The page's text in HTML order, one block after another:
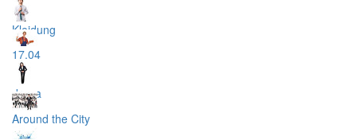
Kleidung
17.04
droga
Around the City